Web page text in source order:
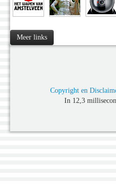
Meer links
Copyright en
In 12,3